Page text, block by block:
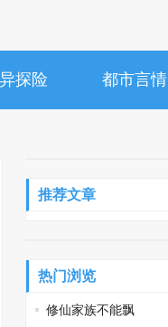
探险 都市言情
推荐文章
热门浏览
修仙家族不能飘